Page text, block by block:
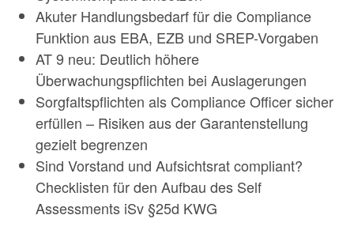
Akuter Handlungsbedarf für die Compliance
Funktion aus EBA, EZB und SREP-Vorgaben
AT 9 neu: Deutlich höhere
Überwachungspflichten bei Auslagerungen
Sorgfaltspflichten als Compliance Officer sicher
erfüllen – Risiken aus der Garantenstellung
gezielt begrenzen
Sind Vorstand und Aufsichtsrat compliant?
Checklisten für den Aufbau des Self
Assessments iSv §25d KWG